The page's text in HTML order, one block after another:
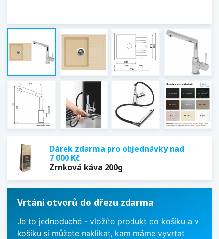
Dárek zdarma pro objednávky nad
7 000 Kč
Zrnková káva 200g
Vrtání otvorů do dřezu zdarma
Je to jednoduché - vložíte produkt do košíku a v
košíku si můžete naklikat, kam máme vyvrtat